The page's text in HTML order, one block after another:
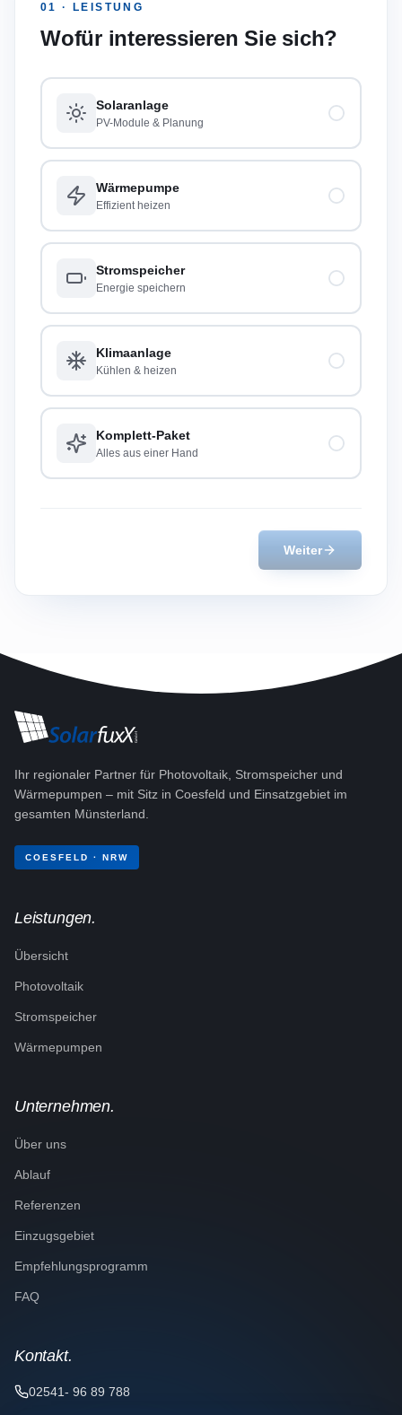
01 · LEISTUNG
Wofür interessieren Sie sich?
Solaranlage
PV-Module & Planung
Wärmepumpe
Effizient heizen
Stromspeicher
Energie speichern
Klimaanlage
Kühlen & heizen
Komplett-Paket
Alles aus einer Hand
Weiter
Ihr regionaler Partner für Photovoltaik, Stromspeicher und
Wärmepumpen – mit Sitz in Coesfeld und Einsatzgebiet im
gesamten Münsterland.
COESFELD · NRW
Leistungen.
Übersicht
Photovoltaik
Stromspeicher
Wärmepumpen
Unternehmen.
Über uns
Ablauf
Referenzen
Einzugsgebiet
Empfehlungsprogramm
FAQ
Kontakt.
02541- 96 89 788